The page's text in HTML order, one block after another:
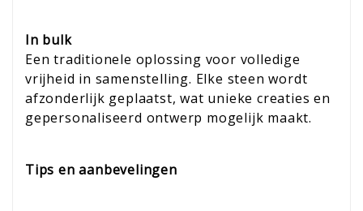
In bulk
Een traditionele oplossing voor volledige
vrijheid in samenstelling. Elke steen wordt
afzonderlijk geplaatst, wat unieke creaties en
gepersonaliseerd ontwerp mogelijk maakt.
Tips en aanbevelingen